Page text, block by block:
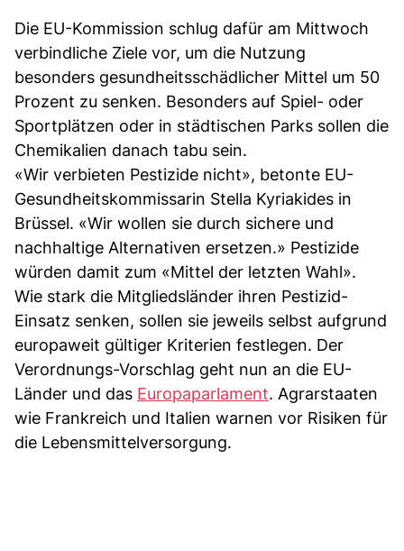
Die EU-Kommission schlug dafür am Mittwoch
verbindliche Ziele vor, um die Nutzung
besonders gesundheitsschädlicher Mittel um 50
Prozent zu senken. Besonders auf Spiel- oder
Sportplätzen oder in städtischen Parks sollen die
Chemikalien danach tabu sein.
«Wir verbieten Pestizide nicht», betonte EU-
Gesundheitskommissarin Stella Kyriakides in
Brüssel. «Wir wollen sie durch sichere und
nachhaltige Alternativen ersetzen.» Pestizide
würden damit zum «Mittel der letzten Wahl».
Wie stark die Mitgliedsländer ihren Pestizid-
Einsatz senken, sollen sie jeweils selbst aufgrund
europaweit gültiger Kriterien festlegen. Der
Verordnungs-Vorschlag geht nun an die EU-
Länder und das Europaparlament. Agrarstaaten
wie Frankreich und Italien warnen vor Risiken für
die Lebensmittelversorgung.